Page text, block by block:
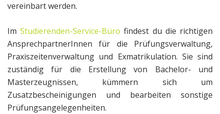
vereinbart werden.
ImStudierenden-Service-Büro findest du die richtigen
AnsprechpartnerInnen für die Prüfungsverwaltung,
Praxiszeitenverwaltung und Exmatrikulation. Sie sind
zuständig für die Erstellung von Bachelor- und
Masterzeugnissen, kümmern sich um
Zusatzbescheinigungen und bearbeiten sonstige
Prüfungsangelegenheiten.